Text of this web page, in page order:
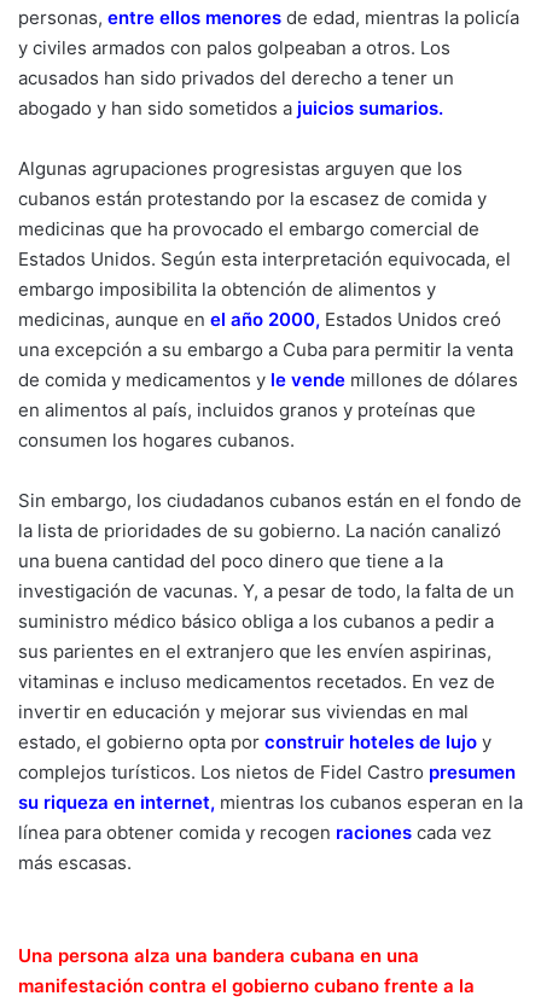
personas, entre ellos menores de edad, mientras la policía
y civiles armados con palos golpeaban a otros. Los
acusados han sido privados del derecho a tener un
abogado y han sido sometidos a juicios sumarios.
Algunas agrupaciones progresistas arguyen que los
cubanos están protestando por la escasez de comida y
medicinas que ha provocado el embargo comercial de
Estados Unidos. Según esta interpretación equivocada, el
embargo imposibilita la obtención de alimentos y
medicinas, aunque en el año 2000, Estados Unidos creó
una excepción a su embargo a Cuba para permitir la venta
de comida y medicamentos y le vende millones de dólares
en alimentos al país, incluidos granos y proteínas que
consumen los hogares cubanos.
Sin embargo, los ciudadanos cubanos están en el fondo de
la lista de prioridades de su gobierno. La nación canalizó
una buena cantidad del poco dinero que tiene a la
investigación de vacunas. Y, a pesar de todo, la falta de un
suministro médico básico obliga a los cubanos a pedir a
sus parientes en el extranjero que les envíen aspirinas,
vitaminas e incluso medicamentos recetados. En vez de
invertir en educación y mejorar sus viviendas en mal
estado, el gobierno opta por construir hoteles de lujo y
complejos turísticos. Los nietos de Fidel Castro presumen
su riqueza en internet, mientras los cubanos esperan en la
línea para obtener comida y recogen raciones cada vez
más escasas.
Una persona alza una bandera cubana en una
manifestación contra el gobierno cubano frente a la